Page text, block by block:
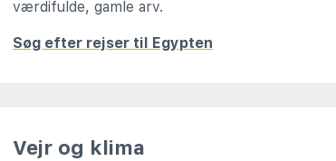
værdifulde, gamle arv.
Søg efter rejser til Egypten
Vejr og klima